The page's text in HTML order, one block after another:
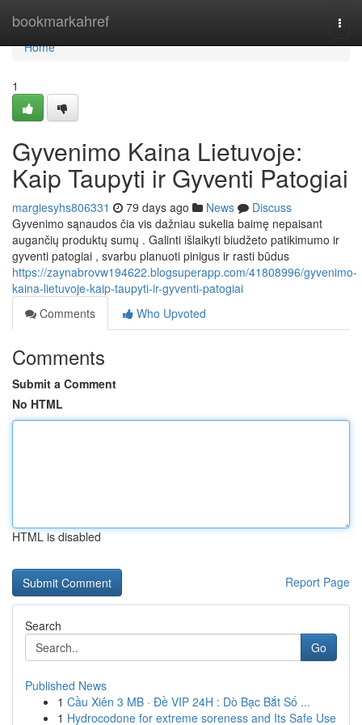
bookmarkahref
Home
Home
1
Gyvenimo Kaina Lietuvoje:
Kaip Taupyti ir Gyventi Patogiai
margiesyhs806331 79 days ago News
Discuss
Gyvenimo sąnaudos čia vis dažniau sukelia baimę nepaisant
augančių produktų sumų . Galinti išlaikyti biudžeto patikimumo ir
gyventi patogiai , svarbu planuoti pinigus ir rasti būdus
https://zaynabrovw194622.blogsuperapp.com/41808996/gyvenimo-
kaina-lietuvoje-kaip-taupyti-ir-gyventi-patogiai
Comments
Who Upvoted
Comments
Submit a Comment
No HTML
HTML is disabled
Report Page
Search
Go
Published News
1 Cầu Xiên 3 MB · Đề VIP 24H : Dò Bạc Bắt Số ...
1 Hydrocodone for extreme soreness and Its Safe Use